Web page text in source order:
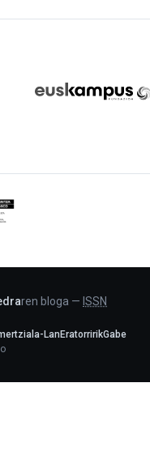
ren bloga — ISSN
LanEratorririkGabe